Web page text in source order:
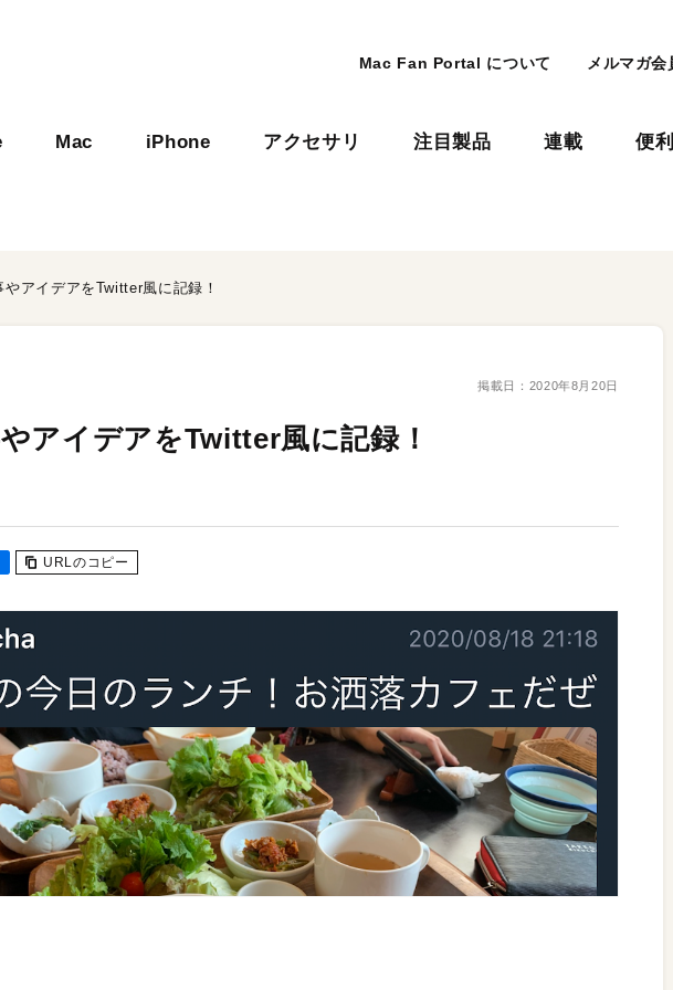
Mac Fan Portal について メルマガ会
Mac iPhone アクセサリ 注目製品 連載 便
やアイデアをTwitter風に記録！
掲載日： 2020年8月20日
アイデアをTwitter風に記録！
URLのコピー